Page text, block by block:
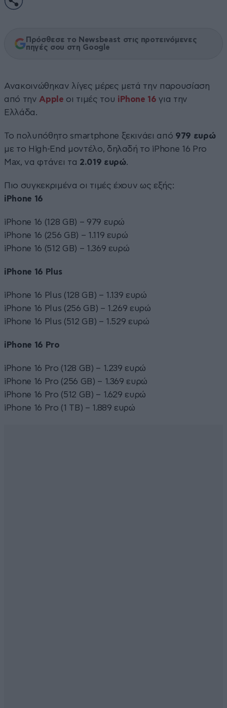
Πρόσθεσε το Newsbeast στις προτεινόμενες
πηγές σου στη Google
Ανακοινώθηκαν λίγες μέρες μετά την παρουσίαση
από την Apple οι τιμές του iPhone 16 για την
Ελλάδα.
Το πολυπόθητο smartphone ξεκινάει από 979 ευρώ
με το High-End μοντέλο, δηλαδή το iPhone 16 Pro
Max, να φτάνει τα 2.019 ευρώ.
Πιο συγκεκριμένα οι τιμές έχουν ως εξής:
iPhone 16
iPhone 16 (128 GB) – 979 ευρώ
iPhone 16 (256 GB) – 1.119 ευρώ
iPhone 16 (512 GB) – 1.369 ευρώ
iPhone 16 Plus
iPhone 16 Plus (128 GB) – 1.139 ευρώ
iPhone 16 Plus (256 GB) – 1.269 ευρώ
iPhone 16 Plus (512 GB) – 1.529 ευρώ
iPhone 16 Pro
iPhone 16 Pro (128 GB) – 1.239 ευρώ
iPhone 16 Pro (256 GB) – 1.369 ευρώ
iPhone 16 Pro (512 GB) – 1.629 ευρώ
iPhone 16 Pro (1 TB) – 1.889 ευρώ